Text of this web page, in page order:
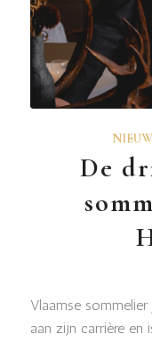
De
Vlaamse
aan zijn carrière en